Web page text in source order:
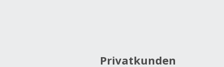
Privatkunden